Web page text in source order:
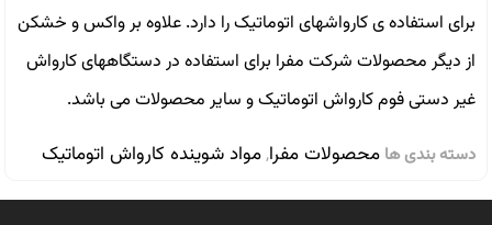
برای استفاده ی کارواشهای اتوماتیک را دارد. علاوه بر واکس و خشکن
از دیگر محصولات شرکت مفرا برای استفاده در دستگاههای کارواش
غیر دستی فوم کارواش اتوماتیک و سایر محصولات می باشد.
دسته بندی ها محصولات مفرا,مواد شوینده کارواش اتوماتیک